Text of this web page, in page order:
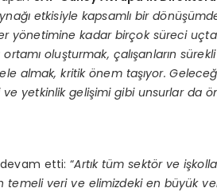
etkisiyle kapsamlı bir
yönetimine kadar birçok süreci
ortamı oluşturmak, çalışanların
almak, kritik önem taşıyor.
ve yetkinlik gelişimi gibi unsurlar da
etti: “Artık tüm sektör ve
temeli veri ve elimizdeki en büyük